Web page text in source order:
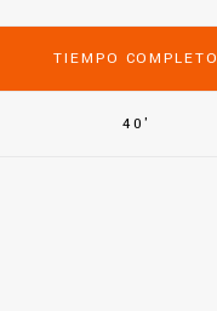
TIEMPO COMPLETO
40'